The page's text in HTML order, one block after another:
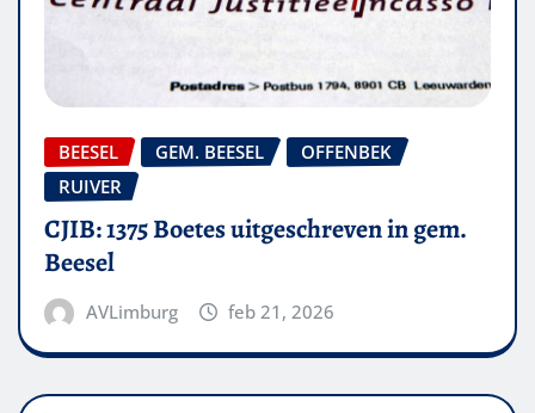
BEESEL GEM. BEESEL
OFFENBEK
RUIVER
CJIB: 1375 Boetes uitgeschreven in gem.
Beesel
AVLimburg feb 21, 2026